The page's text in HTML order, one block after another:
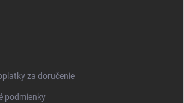
za doručenie
podmienky